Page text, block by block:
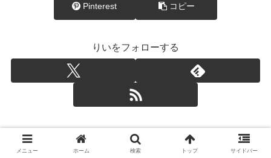
Pinterest コピー
りいをフォローする
りい
メニュー ホーム 検索 トップ サイドバー